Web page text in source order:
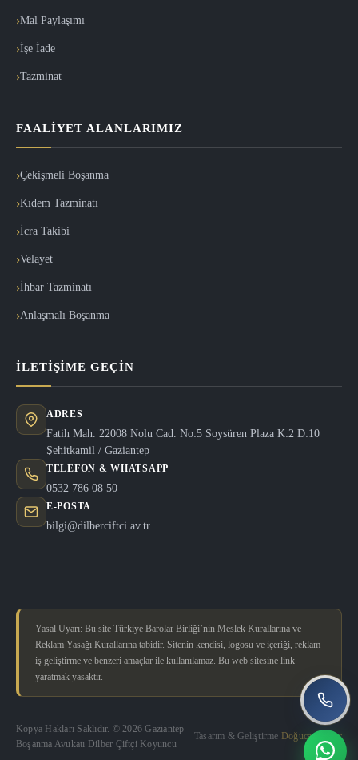
Mal Paylaşımı
İşe İade
Tazminat
FAALIYET ALANLARIMIZ
Çekişmeli Boşanma
Kıdem Tazminatı
İcra Takibi
Velayet
İhbar Tazminatı
Anlaşmalı Boşanma
İLETIŞIME GEÇIN
ADRES
Fatih Mah. 22008 Nolu Cad. No:5 Soysüren Plaza K:2 D:10
Şehitkamil / Gaziantep
TELEFON & WHATSAPP
0532 786 08 50
E-POSTA
bilgi@dilberciftci.av.tr
Yasal Uyarı: Bu site Türkiye Barolar Birliği’nin Meslek Kurallarına ve
Reklam Yasağı Kurallarına tabidir. Sitenin kendisi, logosu ve içeriği, reklam
iş geliştirme ve benzeri amaçlar ile kullanılamaz. Bu web sitesine link
yaratmak yasaktır.
Kopya Hakları Saklıdır. © 2026 Gaziantep
Boşanma Avukatı Dilber Çiftçi Koyuncu
Tasarım & Geliştirme Doğucan Güler